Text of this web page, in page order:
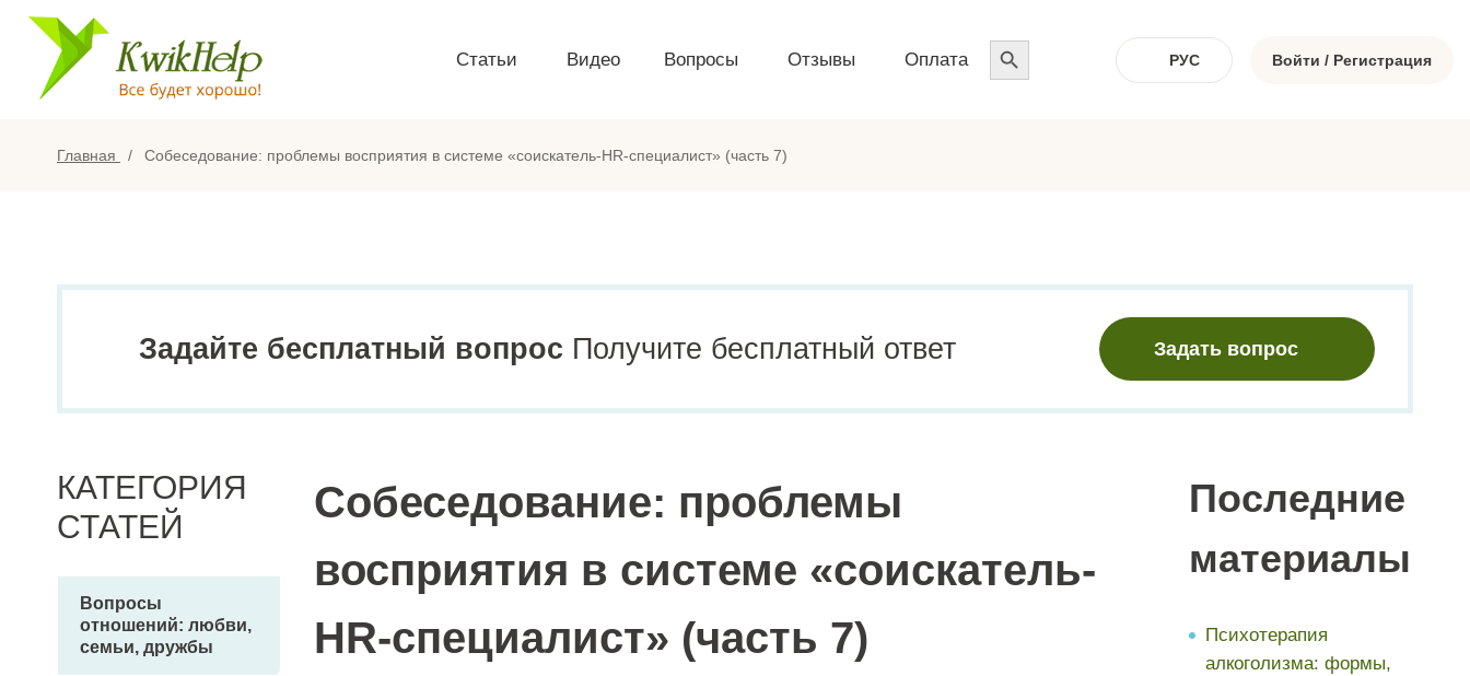
Статьи Видео Вопросы Отзывы Оплата
Search
for:
РУС Войти / Регистрация
Главная Собеседование: проблемы восприятия в системе «соискатель-HR-специалист» (часть 7)
Задайте бесплатный вопрос Получите бесплатный ответ Задать вопрос
КАТЕГОРИЯ
СТАТЕЙ
Вопросы
отношений: любви,
семьи, дружбы
Собеседование: проблемы
восприятия в системе «соискатель-
HR-специалист» (часть 7)
Последние
материалы
Психотерапия
алкоголизма: формы,